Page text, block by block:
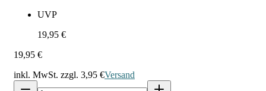
UVP
19,95 €
19,95 €
inkl. MwSt. zzgl. 3,95 €Versand